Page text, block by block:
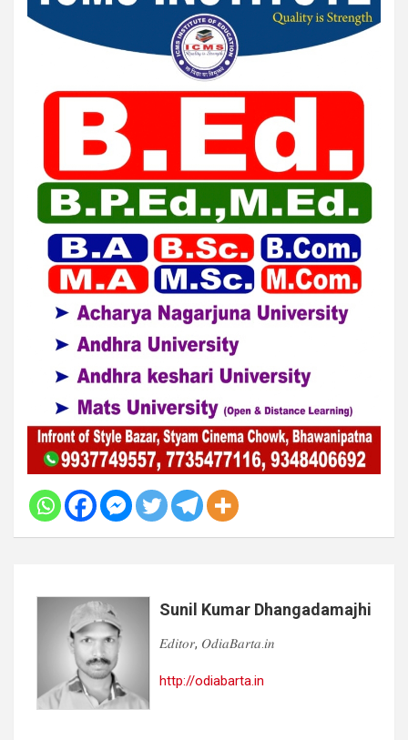
Sunil Kumar Dhangadamajhi
𝐸𝑑𝑖𝑡𝑜𝑟, 𝑂𝑑𝑖𝑎𝐵𝑎𝑟𝑡𝑎.𝑖𝑛
http://odiabarta.in